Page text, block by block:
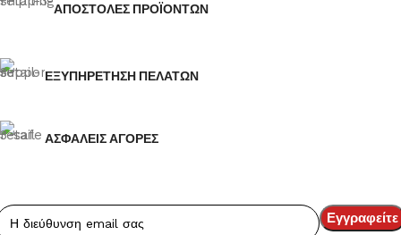
ΑΠΟΣΤΟΛΕΣ ΠΡΟΪΟΝΤΩΝ
ΕΞΥΠΗΡΕΤΗΣΗ ΠΕΛΑΤΩΝ
ΑΣΦΑΛΕΙΣ ΑΓΟΡΕΣ